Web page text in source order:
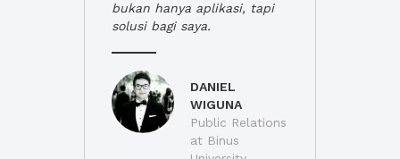
bukan hanya aplikasi, tapi
solusi bagi saya.
DANIEL
WIGUNA
Public Relations
at Binus